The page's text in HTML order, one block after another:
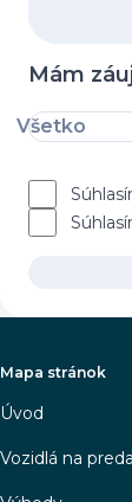
Mám
Všetko
Mapa stránok
Úvod
Vozidlá na